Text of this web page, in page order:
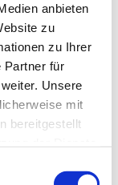
anbieten
zu
zu Ihrer
Partner für
Unsere
mit
bereitgestellt